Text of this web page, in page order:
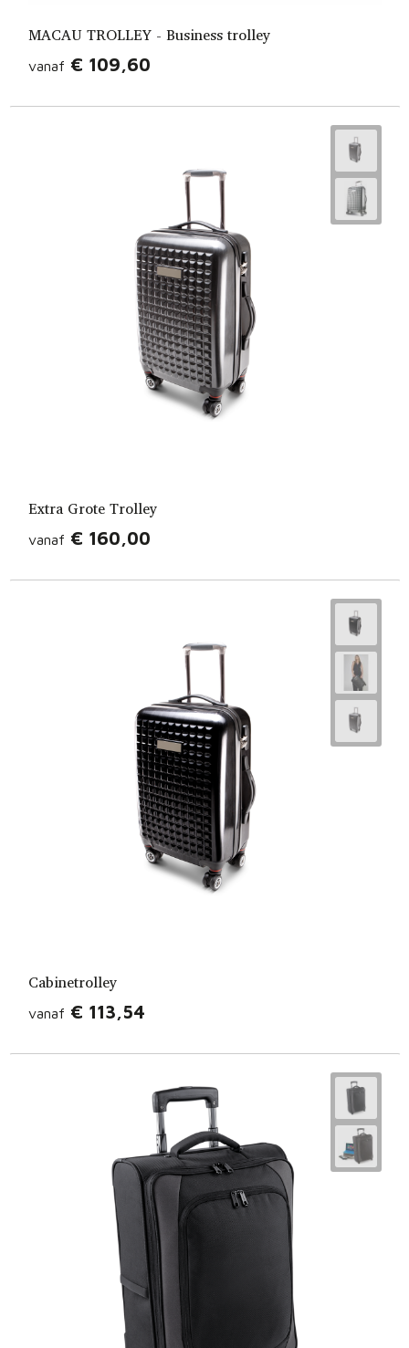
MACAU TROLLEY - Business trolley
vanaf € 109,60
Extra Grote Trolley
vanaf € 160,00
Cabinetrolley
vanaf € 113,54